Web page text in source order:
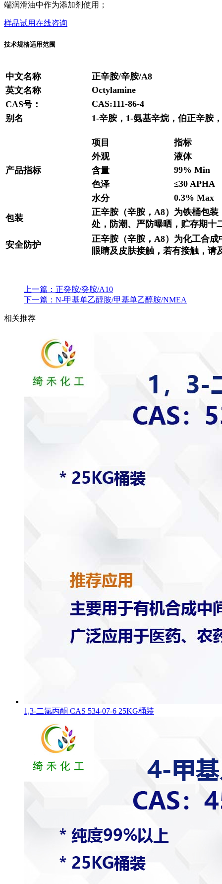
端润滑油中作为添加剂使用；
样品试用在线咨询
技术规格适用范围
中文名称
正辛胺/辛胺/A8
英文名称
Octylamine
CAS号：
CAS:111-86-4
别名
1-辛胺，1-氨基辛烷，伯正辛胺
产品指标
项目
指标
外观
液体
含量
99% Min
色泽
≤30 APHA
水分
0.3% Max
包装
正辛胺（辛胺，A8）为铁桶包
处，防潮、严防曝晒，贮存期十
安全防护
正辛胺（辛胺，A8）为化工合
眼睛及皮肤接触，若有接触，请
上一篇： 正癸胺/癸胺/A10
下一篇： N-甲基单乙醇胺/甲基单乙醇胺/NMEA
相关推荐
1,3-二氯丙酮 CAS 534-07-6 25KG桶装